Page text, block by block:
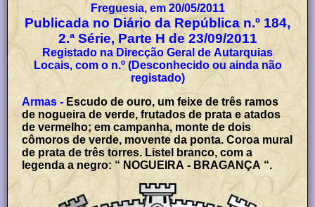
Freguesia, em 20/05/2011
Publicada no Diário da República n.º 184,
2.ª Série, Parte H de 23/09/2011
Registado na Direcção Geral de Autarquias
Locais, com o n.º (Desconhecido ou ainda não
registado)
Armas - Escudo de ouro, um feixe de três ramos
de nogueira de verde, frutados de prata e atados
de vermelho; em campanha, monte de dois
cômoros de verde, movente da ponta. Coroa mural
de prata de três torres. Listel branco, com a
legenda a negro: “ NOGUEIRA - BRAGANÇA “.